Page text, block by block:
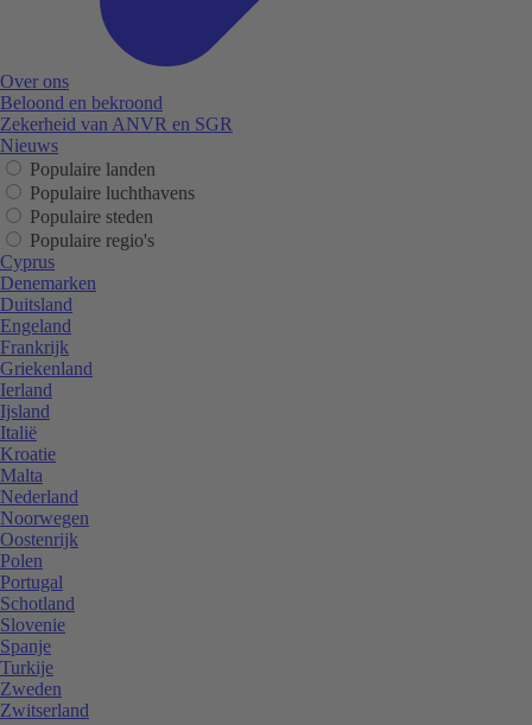
Over ons
Beloond en bekroond
Zekerheid van ANVR en SGR
Nieuws
Populaire landen
Populaire luchthavens
Populaire steden
Populaire regio's
Cyprus
Denemarken
Duitsland
Engeland
Frankrijk
Griekenland
Ierland
Ijsland
Italië
Kroatie
Malta
Nederland
Noorwegen
Oostenrijk
Polen
Portugal
Schotland
Slovenie
Spanje
Turkije
Zweden
Zwitserland